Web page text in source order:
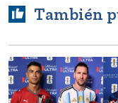
También